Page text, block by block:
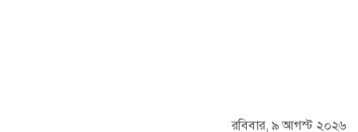
রবিবার, ৯ আগস্ট ২০২৬